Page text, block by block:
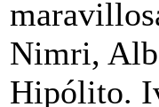
Nimri,
Hipólito.